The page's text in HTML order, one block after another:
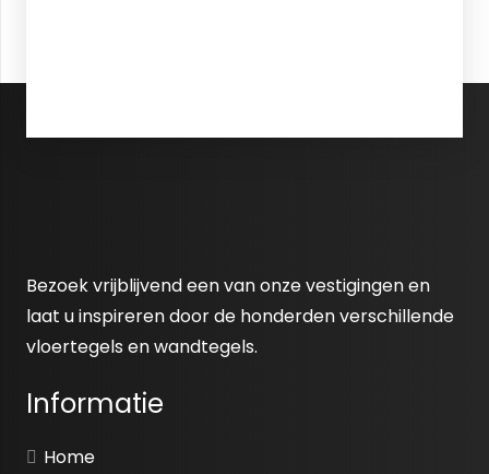
Bezoek vrijblijvend een van onze vestigingen en
laat u inspireren door de honderden verschillende
vloertegels en wandtegels.
Informatie
Home